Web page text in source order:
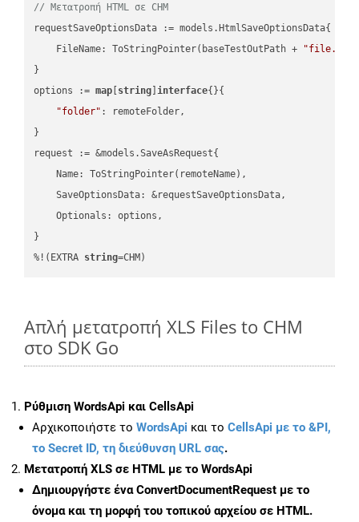
// Μετατροπή HTML σε CHM
requestSaveOptionsData := models.HtmlSaveOptionsData{
    FileName: ToStringPointer(baseTestOutPath +
}
options := map string ]interface{}{
"folder" : remoteFolder,
}
request := &models.SaveAsRequest{
    Name: ToStringPointer(remoteName),
    SaveOptionsData: &requestSaveOptionsData,
    Optionals: options,
}
%!(EXTRA string=CHM)
Απλή μετατροπή XLS Files to CHM
στο SDK Go
Ρύθμιση WordsApi και CellsApi
Αρχικοποιήστε το WordsApi και το CellsApi με το &PI,
το Secret ID, τη διεύθυνση URL σας.
Μετατροπή XLS σε HTML με το WordsApi
Δημιουργήστε έναConvertDocumentRequest με το
όνομα και τη μορφή του τοπικού αρχείου σε HTML.